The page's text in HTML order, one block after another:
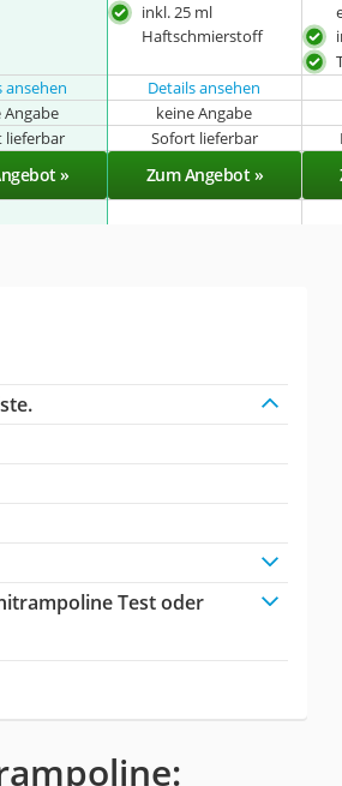
inkl. 25 ml
Haftschmierstoff
ansehen Details ansehen
Angabe keine Angabe
lieferbar Sofort lieferbar
» Zum Angebot »
Test oder